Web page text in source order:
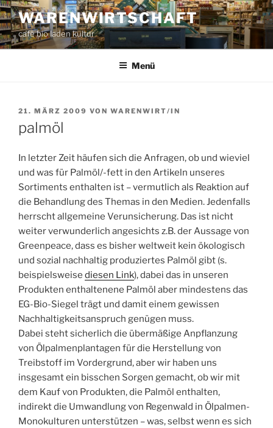
Zum
Inhalt
springen
WARENWIRTSCHAFT
café bio laden kultur
Menü
VERÖFFENTLICHT
21. MÄRZ 2009 VON WARENWIRT/IN
palmöl
In letzter Zeit häufen sich die Anfragen, ob und wieviel
und was für Palmöl/-fett in den Artikeln unseres
Sortiments enthalten ist – vermutlich als Reaktion auf
die Behandlung des Themas in den Medien. Jedenfalls
herrscht allgemeine Verunsicherung. Das ist nicht
weiter verwunderlich angesichts z.B. der Aussage von
Greenpeace, dass es bisher weltweit kein ökologisch
und sozial nachhaltig produziertes Palmöl gibt (s.
beispielsweise diesen Link), dabei das in unseren
Produkten enthaltenene Palmöl aber mindestens das
EG-Bio-Siegel trägt und damit einem gewissen
Nachhaltigkeitsanspruch genügen muss.
Dabei steht sicherlich die übermäßige Anpflanzung
von Ölpalmenplantagen für die Herstellung von
Treibstoff im Vordergrund, aber wir haben uns
insgesamt ein bisschen Sorgen gemacht, ob wir mit
dem Kauf von Produkten, die Palmöl enthalten,
indirekt die Umwandlung von Regenwald in Ölpalmen-
Monokulturen unterstützen – was, selbst wenn es sich